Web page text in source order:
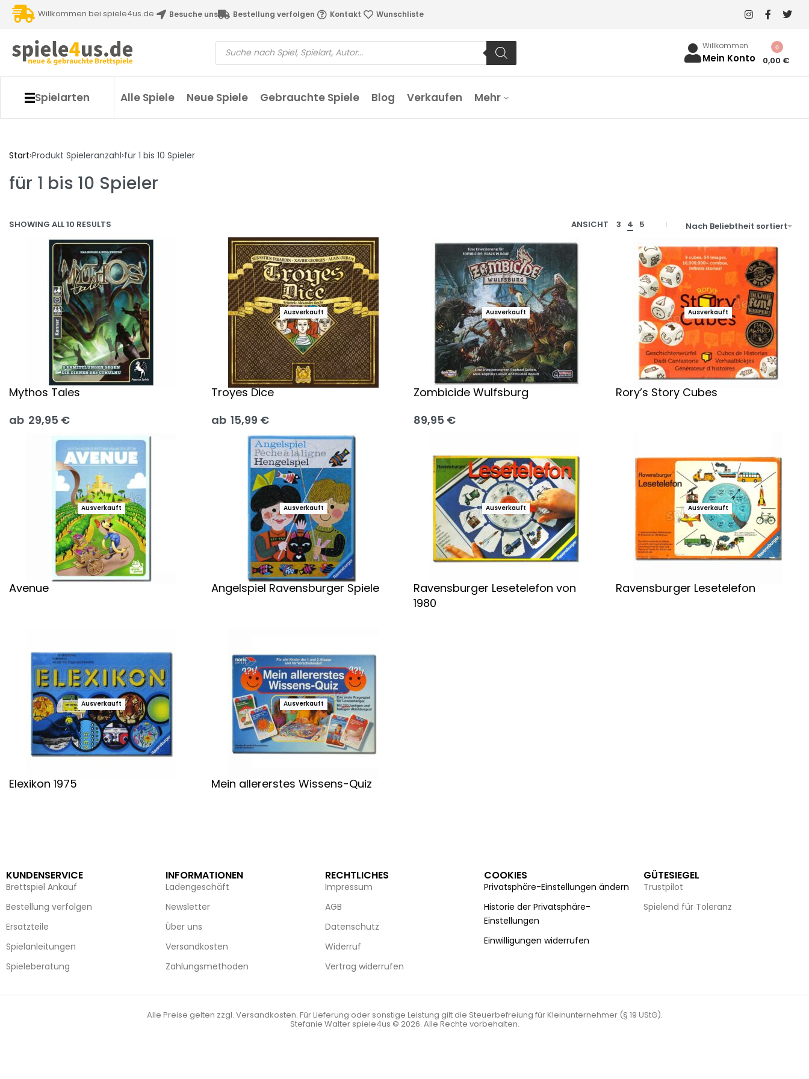
Willkommen bei spiele4us.de Besuche uns Bestellung verfolgen Kontakt Wunschliste
Willkommen
Mein Konto 0,00 €
0
Spielarten Alle Spiele Neue Spiele Gebrauchte Spiele Blog Verkaufen Mehr
Start›Produkt Spieleranzahl›für 1 bis 10 Spieler
für 1 bis 10 Spieler
SHOWING ALL 10 RESULTS ANSICHT 3 4 5 Nach Beliebtheit sortiert
Mythos Tales
ab 29,95 €
Ausverkauft
Troyes Dice
ab 15,99 €
Ausverkauft
Zombicide Wulfsburg
89,95 €
Ausverkauft
Rory’s Story Cubes
Ausverkauft
Avenue
Ausverkauft
Angelspiel Ravensburger Spiele
Ausverkauft
Ravensburger Lesetelefon von
1980
Ausverkauft
Ravensburger Lesetelefon
Ausverkauft
Elexikon 1975
Ausverkauft
Mein allererstes Wissens-Quiz
KUNDENSERVICE
Brettspiel Ankauf
Bestellung verfolgen
Ersatzteile
Spielanleitungen
Spieleberatung
INFORMATIONEN
Ladengeschäft
Newsletter
Über uns
Versandkosten
Zahlungsmethoden
RECHTLICHES
Impressum
AGB
Datenschutz
Widerruf
Vertrag widerrufen
COOKIES
Privatsphäre-Einstellungen ändern
Historie der Privatsphäre-
Einstellungen
Einwilligungen widerrufen
GÜTESIEGEL
Trustpilot
Spielend für Toleranz
Alle Preise gelten zzgl. Versandkosten. Für Lieferung oder sonstige Leistung gilt die Steuerbefreiung für Kleinunternehmer (§ 19 UStG).
Stefanie Walter spiele4us © 2026. Alle Rechte vorbehalten.